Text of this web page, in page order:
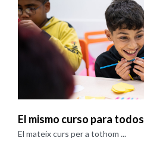
El mismo curso para todos
El mateix curs per a tothom ...